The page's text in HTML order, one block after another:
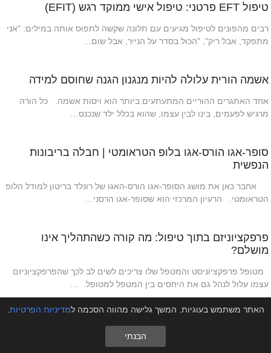
טיפול EFT פרטני: טיפול אישי ממוקד רגש (EFIT)
רבים מהפונים לטיפול מגיעים עם תלונה שקשה לתפוס אותה במילים: "אני
מתפקד, אבל ריק", "הכול בסדר על הנייר, אבל שום…
אשמה הורית עלולה להיות מנגנון הגנה שחוסם למידה
אחד האתגרים ההוריים המתעתעים ביותר הוא ויסות אשמה. כל הורה
מרגיש לפעמים, בינו לבין עצמו, שהוא בכלל ילד שנכנס…
סופר-אגו הורס-אגו בלופ הטראומטי | חבלה בריבונות
הנפשית
אחבר כאן את מושג הסופר-אגו הורס-האגו של רונלד בריטון למודל הלופ
הטראומטי. הרעיון המרכזי הוא שסופר-אגו הרסני…
פרפקציוניזם בתוך טיפול: מה קורה כשהתהליך אינו
מושלם?
מטופל פרפקציוניסט והמטפל שלו צריכים לשים לב לכך שהפרפקציוניזם
עצמו עלול לנהל גם את היחסים בין המטפל למטופל. …
האתר משתמש בעוגיות. המשך גלישה מהווה הסכמה למדיניות הפרטיות
הבנתי